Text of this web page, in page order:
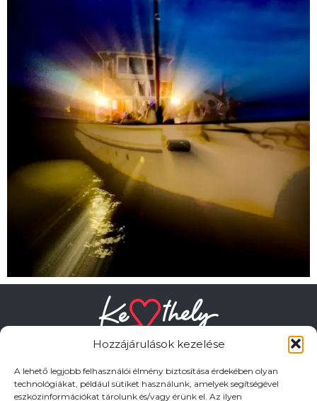
Hozzájárulások kezelése
A lehető legjobb felhasználói élmény biztosítása érdekében olyan
technológiákat, például sütiket használunk, amelyek segítségével
eszközinformációkat tárolunk és/vagy érünk el. Az ilyen